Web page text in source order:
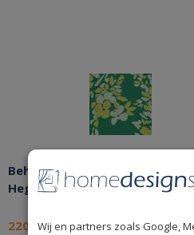
Behang Farrow & Ball
Hegemone 57-05
220,-per rol
Wij en partners zoals Google,